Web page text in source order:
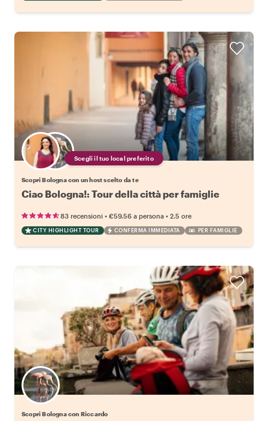
Scegli il tuo local preferito
Scopri Bologna con un host scelto da te
Ciao Bologna!: Tour della città per famiglie
83 recensioni • €59.56 a persona • 2.5 ore
CITY HIGHLIGHT TOUR CONFERMA IMMEDIATA PER FAMIGLIE
Scopri Bologna con Riccardo